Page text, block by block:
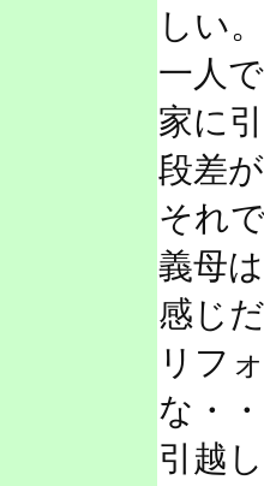
しい。
一人
家に
段差
それ
義母
感じだ
リフ
な・・
引越